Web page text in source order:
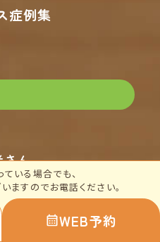
症例集
さん
」
いる場合でも、
ますのでお電話ください。
WEB予約